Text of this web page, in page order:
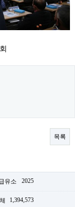
목록
유소 2025
1,394,573